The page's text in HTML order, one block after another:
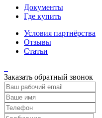
Документы
Где купить
Условия партнёрства
Отзывы
Статьи
Заказать обратный звонок